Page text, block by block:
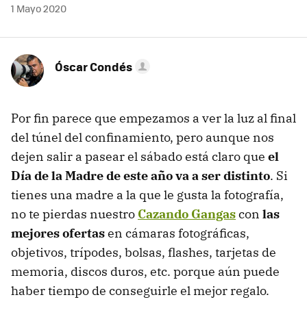
1 Mayo 2020
Óscar Condés
Por fin parece que empezamos a ver la luz al final
del túnel del confinamiento, pero aunque nos
dejen salir a pasear el sábado está claro que el
Día de la Madre de este año va a ser distinto. Si
tienes una madre a la que le gusta la fotografía,
no te pierdas nuestro Cazando Gangascon las
mejores ofertasen cámaras fotográficas,
objetivos, trípodes, bolsas, flashes, tarjetas de
memoria, discos duros, etc. porque aún puede
haber tiempo de conseguirle el mejor regalo.